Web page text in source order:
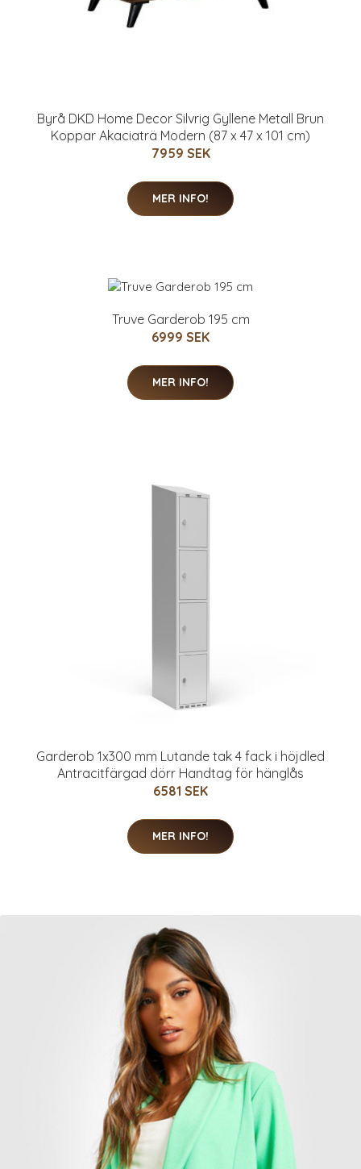
Byrå DKD Home Decor Silvrig Gyllene Metall Brun
Koppar Akaciaträ Modern (87 x 47 x 101 cm)
7959 SEK
MER INFO!
Truve Garderob 195 cm
6999 SEK
MER INFO!
Garderob 1x300 mm Lutande tak 4 fack i höjdled
Antracitfärgad dörr Handtag för hänglås
6581 SEK
MER INFO!